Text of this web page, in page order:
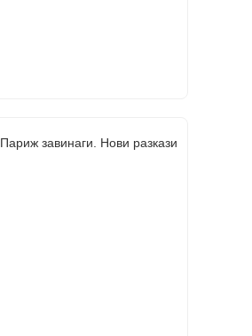
Париж завинаги. Нови разкази